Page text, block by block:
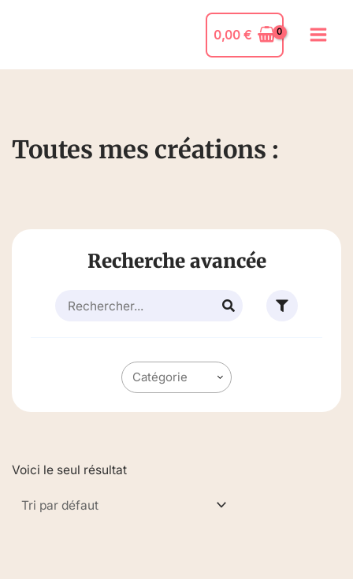
0,00€
Toutes mes créations :
Recherche avancée
Voici le seul résultat